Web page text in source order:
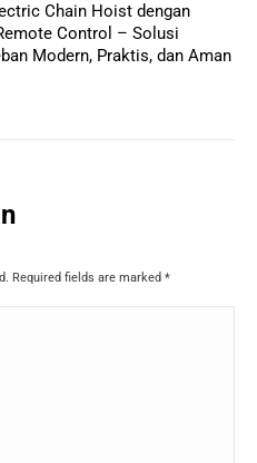
Chain Hoist dengan
Control – Solusi
Modern, Praktis, dan Aman
Required fields are marked *